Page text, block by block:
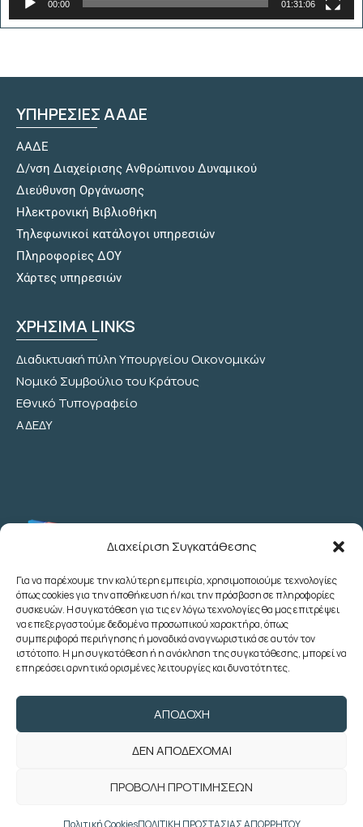
Διαχείριση Συγκατάθεσης
Για να παρέχουμε την καλύτερη εμπειρία, χρησιμοποιούμε τεχνολογίες
όπως cookies για την αποθήκευση ή/και την πρόσβαση σε πληροφορίες
συσκευών. Η συγκατάθεση για τις εν λόγω τεχνολογίες θα μας επιτρέψει
να επεξεργαστούμε δεδομένα προσωπικού χαρακτήρα, όπως
συμπεριφορά περιήγησης ή μοναδικά αναγνωριστικά σε αυτόν τον
ιστότοπο. Η μη συγκατάθεση ή η ανάκληση της συγκατάθεσης, μπορεί να
επηρεάσει αρνητικά ορισμένες λειτουργίες και δυνατότητες.
ΑΠΟΔΟΧΉ
ΔΕΝ ΑΠΟΔΈΧΟΜΑΙ
ΠΡΟΒΟΛΉ ΠΡΟΤΙΜΉΣΕΩΝ
Πολιτική CookiesΠΟΛΙΤΙΚΗ ΠΡΟΣΤΑΣΙΑΣ ΑΠΟΡΡΗΤΟΥ
00:00 01:31:06
ΥΠΗΡΕΣΙΕΣ ΑΑΔΕ
ΑΑΔΕ
Δ/νση Διαχείρισης Ανθρώπινου Δυναμικού
Διεύθυνση Οργάνωσης
Hλεκτρονική Βιβλιοθήκη
Τηλεφωνικοί κατάλογοι υπηρεσιών
Πληροφορίες ΔΟΥ
Χάρτες υπηρεσιών
ΧΡΗΣΙΜΑ LINKS
Διαδικτυακή πύλη Υπουργείου Οικονομικών
Νομικό Συμβούλιο του Κράτους
Εθνικό Τυπογραφείο
ΑΔΕΔΥ
Λεωχάρους 2 - 6ος Όροφος - Αθήνα
(+30) 210 3622707
(+30) 2103633260
(+30) 2103622783
foroepi@poedoy.gr
επιφύλαξη παντός δικαιώματος. Developed
weblive.gr